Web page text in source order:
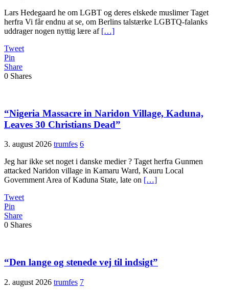
Lars Hedegaard he om LGBT og deres elskede muslimer Taget
herfra Vi får endnu at se, om Berlins talstærke LGBTQ-falanks
uddrager nogen nyttig lære af […]
Tweet
Pin
Share
0 Shares
“Nigeria Massacre in Naridon Village, Kaduna,
Leaves 30 Christians Dead”
3. august 2026 trumfes 6
Jeg har ikke set noget i danske medier ? Taget herfra Gunmen
attacked Naridon village in Kamaru Ward, Kauru Local
Government Area of Kaduna State, late on […]
Tweet
Pin
Share
0 Shares
“Den lange og stenede vej til indsigt”
2. august 2026 trumfes 7